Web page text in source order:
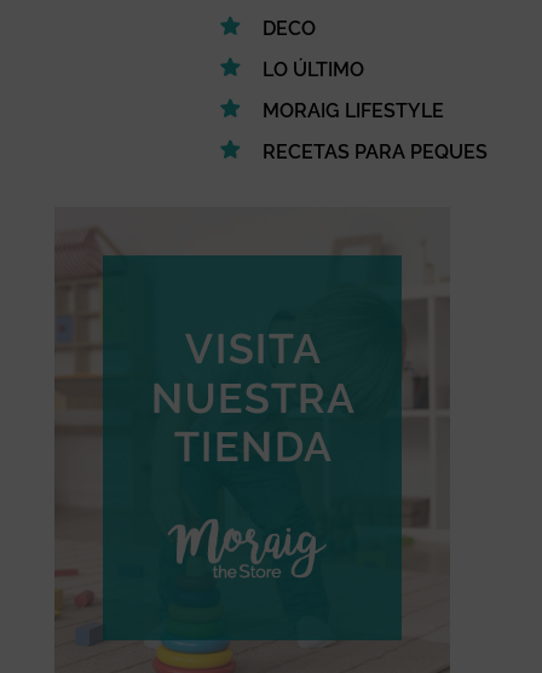
DECO
LO ÚLTIMO
MORAIG LIFESTYLE
RECETAS PARA PEQUES